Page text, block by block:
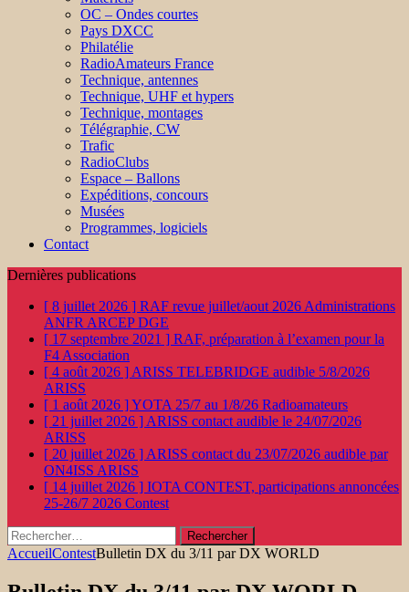
OC – Ondes courtes
Pays DXCC
Philatélie
RadioAmateurs France
Technique, antennes
Technique, UHF et hypers
Technique, montages
Télégraphie, CW
Trafic
RadioClubs
Espace – Ballons
Expéditions, concours
Musées
Programmes, logiciels
Contact
Dernières publications
[ 8 juillet 2026 ] RAF revue juillet/aout 2026 Administrations
ANFR ARCEP DGE
[ 17 septembre 2021 ] RAF, préparation à l’examen pour la
F4 Association
[ 4 août 2026 ] ARISS TELEBRIDGE audible 5/8/2026
ARISS
[ 1 août 2026 ]YOTA 25/7 au 1/8/26 Radioamateurs
[ 21 juillet 2026 ] ARISS contact audible le 24/07/2026
ARISS
[ 20 juillet 2026 ] ARISS contact du 23/07/2026 audible par
ON4ISS ARISS
[ 14 juillet 2026 ] IOTA CONTEST, participations annoncées
25-26/7 2026 Contest
Rechercher :
AccueilContestBulletin DX du 3/11 par DX WORLD